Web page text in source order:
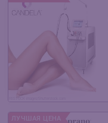
ЛУЧШАЯ ЦЕНА